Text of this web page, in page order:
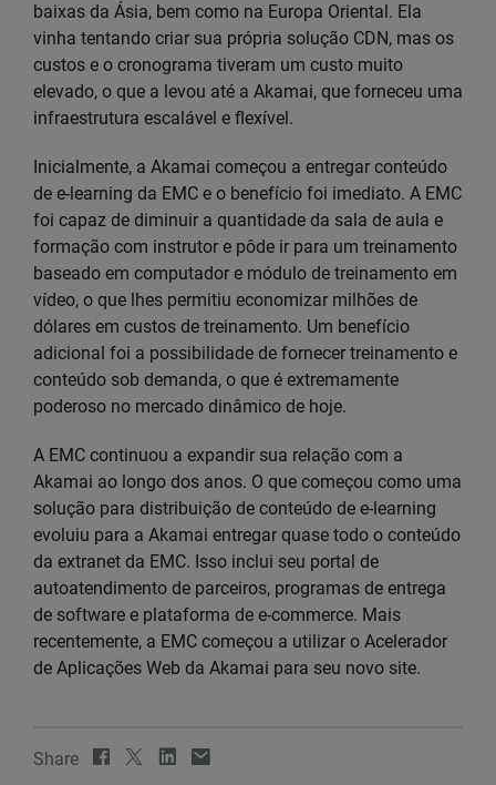
baixas da Ásia, bem como na Europa Oriental. Ela
vinha tentando criar sua própria solução CDN, mas os
custos e o cronograma tiveram um custo muito
elevado, o que a levou até a Akamai, que forneceu uma
infraestrutura escalável e flexível.
Inicialmente, a Akamai começou a entregar conteúdo
de e-learning da EMC e o benefício foi imediato. A EMC
foi capaz de diminuir a quantidade da sala de aula e
formação com instrutor e pôde ir para um treinamento
baseado em computador e módulo de treinamento em
vídeo, o que lhes permitiu economizar milhões de
dólares em custos de treinamento. Um benefício
adicional foi a possibilidade de fornecer treinamento e
conteúdo sob demanda, o que é extremamente
poderoso no mercado dinâmico de hoje.
A EMC continuou a expandir sua relação com a
Akamai ao longo dos anos. O que começou como uma
solução para distribuição de conteúdo de e-learning
evoluiu para a Akamai entregar quase todo o conteúdo
da extranet da EMC. Isso inclui seu portal de
autoatendimento de parceiros, programas de entrega
de software e plataforma de e-commerce. Mais
recentemente, a EMC começou a utilizar o Acelerador
de Aplicações Web da Akamai para seu novo site.
Share